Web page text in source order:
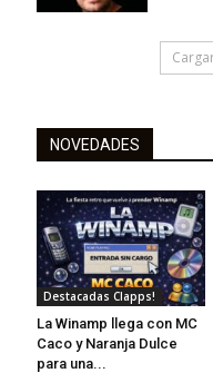
NOVEDADES
Destacadas Clapps!
La Winamp llega con MC
Caco y Naranja Dulce
para una...